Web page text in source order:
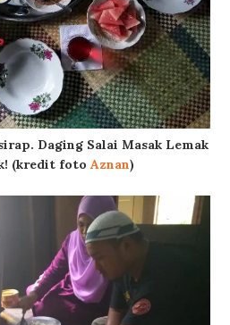
Daging Salai Masak Lemak
(kredit foto Aznan)